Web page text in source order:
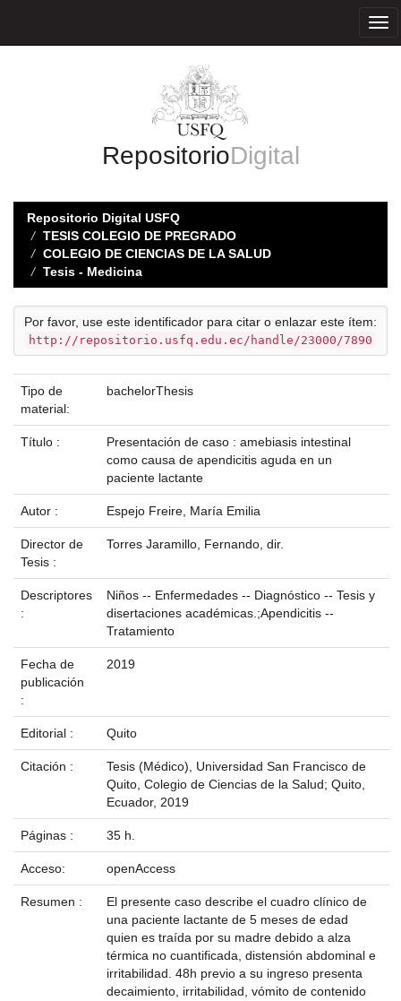
RepositorioDigital
Repositorio Digital USFQ
TESIS COLEGIO DE PREGRADO
COLEGIO DE CIENCIAS DE LA SALUD
Tesis - Medicina
Por favor, use este identificador para citar o enlazar este ítem:
http://repositorio.usfq.edu.ec/handle/23000/7890
Tipo de
material:
bachelorThesis
Título :
Presentación de caso : amebiasis intestinal
como causa de apendicitis aguda en un
paciente lactante
Autor : Espejo Freire, María Emilia
Director de
Tesis :
Torres Jaramillo, Fernando, dir.
Descriptores
:
Niños -- Enfermedades -- Diagnóstico -- Tesis y
disertaciones académicas.;Apendicitis --
Tratamiento
Fecha de
publicación
:
2019
Editorial : Quito
Citación :
Tesis (Médico), Universidad San Francisco de
Quito, Colegio de Ciencias de la Salud; Quito,
Ecuador, 2019
Páginas : 35 h.
Acceso: openAccess
Resumen :
El presente caso describe el cuadro clínico de
una paciente lactante de 5 meses de edad
quien es traída por su madre debido a alza
térmica no cuantificada, distensión abdominal e
irritabilidad. 48h previo a su ingreso presenta
decaimiento, irritabilidad, vómito de contenido